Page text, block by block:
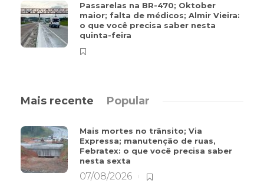
Passarelas na BR-470; Oktober
maior; falta de médicos; Almir Vieira:
o que você precisa saber nesta
quinta-feira
Mais recente Popular
Mais mortes no trânsito; Via
Expressa; manutenção de ruas,
Febratex: o que você precisa saber
nesta sexta
07/08/2026